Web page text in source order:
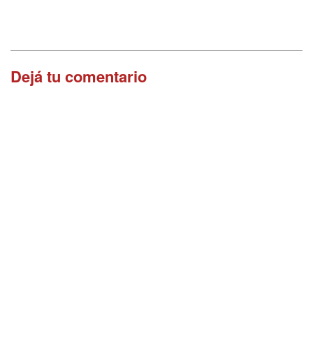
Dejá tu comentario